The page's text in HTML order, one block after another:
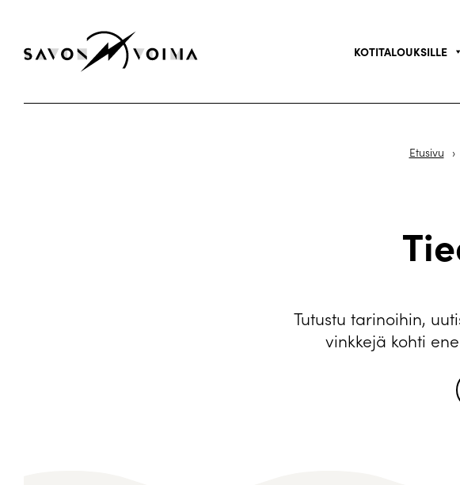
KOTITALOUKSILLE
Etusivu ›
Tutustu tarinoihin,
vinkkejä kohti